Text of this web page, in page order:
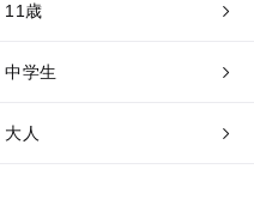
11歳
中学生
大人